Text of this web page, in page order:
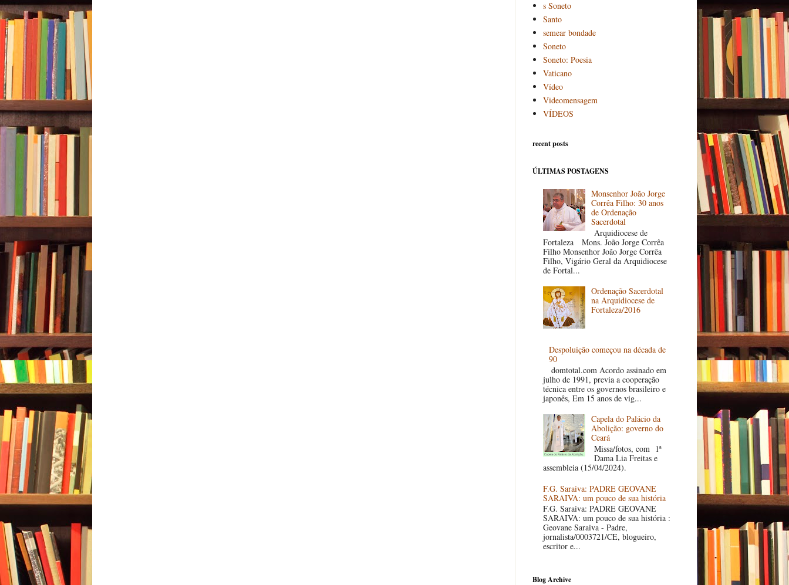
s Soneto
Santo
semear bondade
Soneto
Soneto: Poesia
Vaticano
Vídeo
Videomensagem
VÍDEOS
recent posts
ÚLTIMAS POSTAGENS
Monsenhor João Jorge
Corrêa Filho: 30 anos
de Ordenação
Sacerdotal
Arquidiocese de
Fortaleza Mons. João Jorge Corrêa
Filho Monsenhor João Jorge Corrêa
Filho, Vigário Geral da Arquidiocese
de Fortal...
Ordenação Sacerdotal
na Arquidiocese de
Fortaleza/2016
Despoluição começou na década de
90
domtotal.com Acordo assinado em
julho de 1991, previa a cooperação
técnica entre os governos brasileiro e
japonês, Em 15 anos de vig...
Capela do Palácio da
Abolição: governo do
Ceará
Missa/fotos, com 1ª
Dama Lia Freitas e
assembleia (15/04/2024).
F.G. Saraiva: PADRE GEOVANE
SARAIVA: um pouco de sua história
F.G. Saraiva: PADRE GEOVANE
SARAIVA: um pouco de sua história :
Geovane Saraiva - Padre,
jornalista/0003721/CE, blogueiro,
escritor e...
Blog Archive